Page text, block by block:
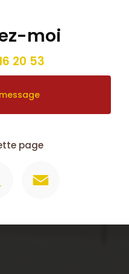
moi
20 53
page